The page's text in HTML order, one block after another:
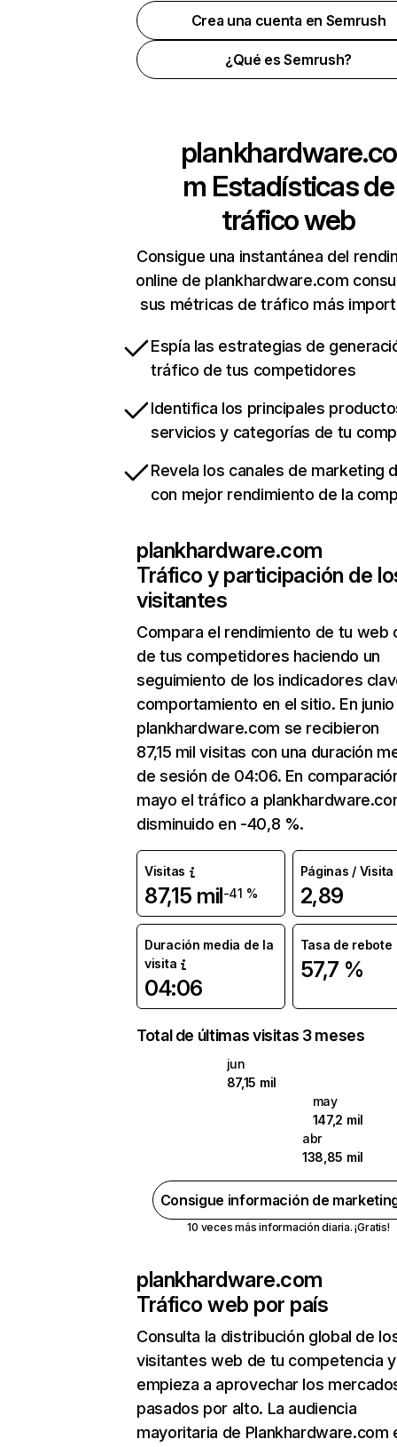
Crea una cuenta en Semrush
¿Qué es Semrush?
plankhardware.co
m Estadísticas de
tráfico web
Consigue una instantánea del
online de plankhardware.com
sus métricas de tráfico más
Espía las estrategias de
tráfico de tus competidores
Identifica los principales
servicios y categorías de tu
Revela los canales de marketing
con mejor rendimiento de la
plankhardware.com
Tráfico y participación de
visitantes
Compara el rendimiento de tu web
de tus competidores haciendo un
seguimiento de los indicadores
comportamiento en el sitio. En junio
plankhardware.com se recibieron
87,15 mil visitas con una duración
de sesión de 04:06. En
mayo el tráfico a
disminuido en -40,8 %.
Visitas
87,15 mil-41 %
Páginas / Visita
2,89
Duración media de la
visita
04:06
Tasa de rebote
57,7 %
Total de últimas visitas 3 meses
jun
87,15 mil
may
147,2 mil
abr
138,85 mil
Consigue información de
10 veces más información diaria. ¡Gratis!
plankhardware.com
Tráfico web por país
Consulta la distribución global de
visitantes web de tu competencia y
empieza a aprovechar los
pasados por alto. La audiencia
mayoritaria de Plankhardware.com